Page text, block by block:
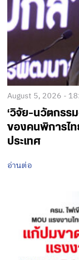
August 5, 2026 -
‘วิจัย-นวัตกรรม
ของคนพิการไท
ประเทศ
อ่านต่อ